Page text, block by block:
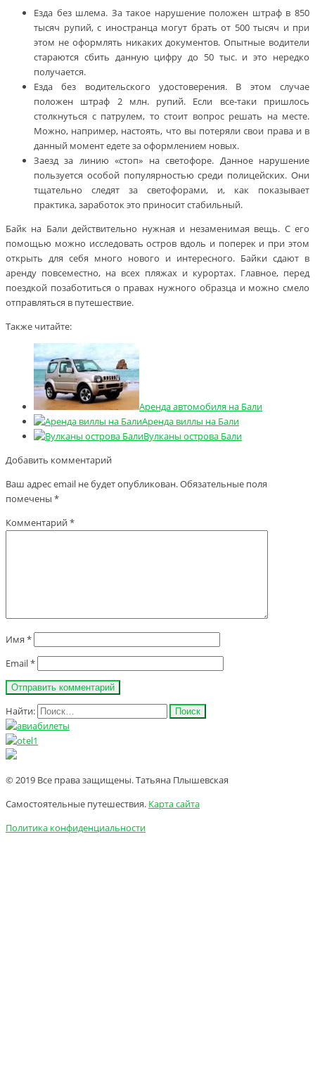
Езда без шлема. За такое нарушение положен штраф в 850
тысяч рупий, с иностранца могут брать от 500 тысяч и при
этом не оформлять никаких документов. Опытные водители
стараются сбить данную цифру до 50 тыс. и это нередко
получается.
Езда без водительского удостоверения. В этом случае
положен штраф 2 млн. рупий. Если все-таки пришлось
столкнуться с патрулем, то стоит вопрос решать на месте.
Можно, например, настоять, что вы потеряли свои права и в
данный момент едете за оформлением новых.
Заезд за линию «стоп» на светофоре. Данное нарушение
пользуется особой популярностью среди полицейских. Они
тщательно следят за светофорами, и, как показывает
практика, заработок это приносит стабильный.
Байк на Бали действительно нужная и незаменимая вещь. С его
помощью можно исследовать остров вдоль и поперек и при этом
открыть для себя много нового и интересного. Байки сдают в
аренду повсеместно, на всех пляжах и курортах. Главное, перед
поездкой позаботиться о правах нужного образца и можно смело
отправляться в путешествие.
Также читайте:
Аренда автомобиля на Бали
Аренда виллы на Бали
Вулканы острова Бали
Добавить комментарий
Ваш адрес email не будет опубликован.Обязательные поля
помечены *
Комментарий*
Имя *
Email*
Найти:
© 2019 Все права защищены. Татьяна Плышевская
Самостоятельные путешествия. Карта сайта
Политика конфиденциальности